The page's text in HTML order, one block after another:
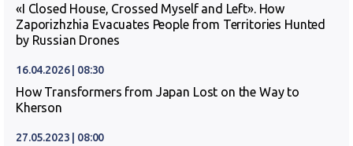
«I Closed House, Crossed Myself and Left». How
Zaporizhzhia Evacuates People from Territories Hunted
by Russian Drones
16.04.2026 | 08:30
How Transformers from Japan Lost on the Way to
Kherson
27.05.2023 | 08:00